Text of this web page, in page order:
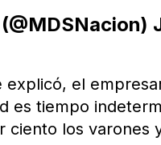
(@MDSNacion)
explicó, el
es tiempo
ciento los varones